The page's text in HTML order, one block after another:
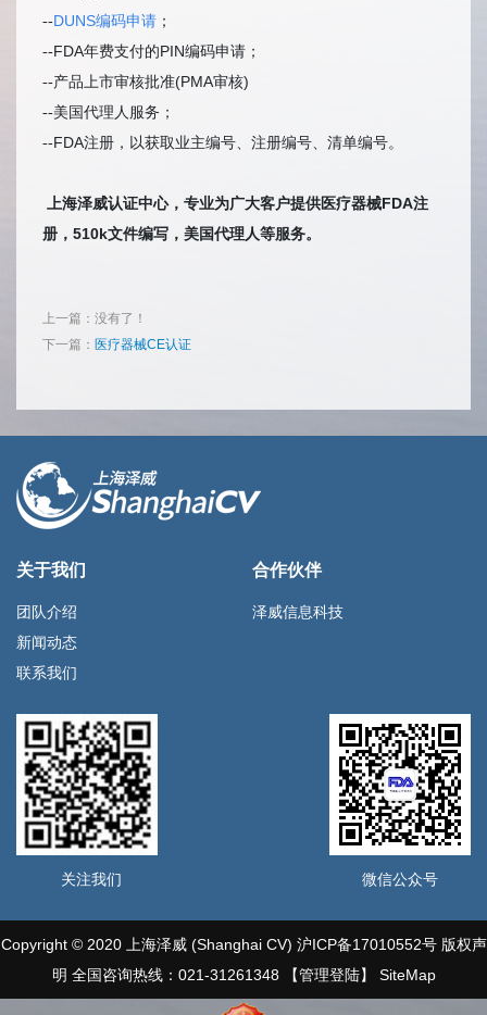
--DUNS编码申请 ；
--FDA年费支付的PIN编码申请；
--产品上市审核批准(PMA审核)
--美国代理人服务；
--FDA注册，以获取业主编号、注册编号、清单编号。
上海泽威认证中心，专业为广大客户提供医疗器械FDA注
册，510k文件编写，美国代理人等服务。
上一篇：没有了！
下一篇： 医疗器械CE认证
关于我们
团队介绍
新闻动态
联系我们
合作伙伴
泽威信息科技
关注我们 微信公众号
Copyright © 2020 上海泽威 (Shanghai CV) 沪ICP备17010552号版权声
明 全国咨询热线：021-31261348
【管理登陆】 SiteMap